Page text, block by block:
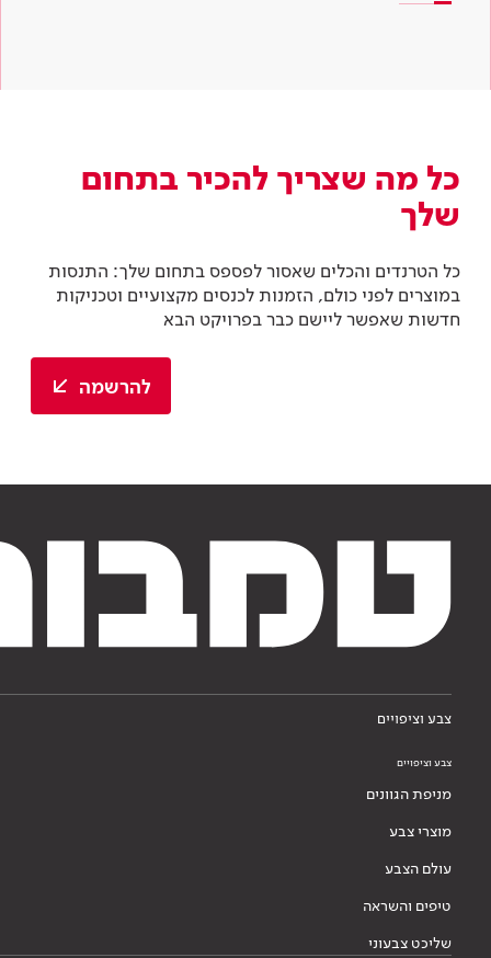
כל מה שצריך להכיר בתחום
שלך
כל הטרנדים והכלים שאסור לפספס בתחום שלך: התנסות
במוצרים לפני כולם, הזמנות לכנסים מקצועיים וטכניקות
חדשות שאפשר ליישם כבר בפרויקט הבא
להרשמה
צבע וציפויים
צבע וציפויים
מניפת הגוונים
מוצרי צבע
עולם הצבע
טיפים והשראה
שליכט צבעוני